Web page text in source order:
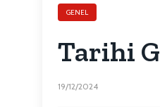
GENEL
Tarihi
19/12/2024